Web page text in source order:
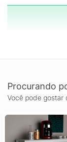
Procurando
Você pode gostar